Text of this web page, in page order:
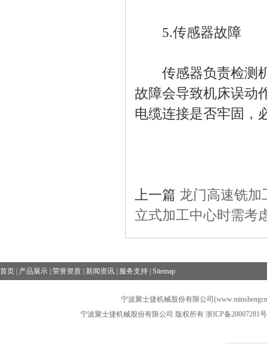
5.传感器故障
传感器负责检测机
故障会导致机床误动
电缆连接是否牢固，
上一篇 龙门高速铣加
立式加工中心时需考
首页 产品展示 荣誉资质 新闻资讯 服务支持 Sitemap
宁波聚士捷机械股份有限公司
宁波聚士捷机械股份有限公司 版权所有 浙ICP备20007281